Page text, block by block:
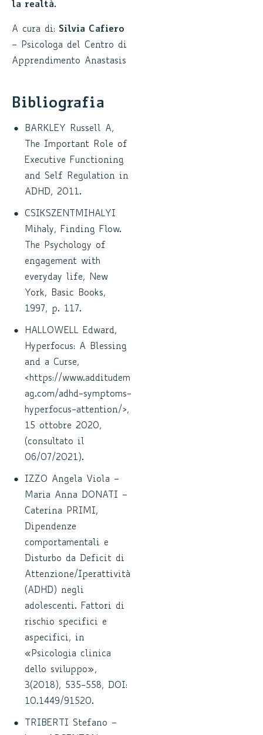
la realtà.
A cura di: Silvia Cafiero
– Psicologa del Centro di
Apprendimento Anastasis
Bibliografia
BARKLEY Russell A,
The Important Role of
Executive Functioning
and Self Regulation in
ADHD, 2011.
CSIKSZENTMIHALYI
Mihaly, Finding Flow.
The Psychology of
engagement with
everyday life, New
York, Basic Books,
1997, p. 117.
HALLOWELL Edward,
Hyperfocus: A Blessing
and a Curse,
<https://www.additudem
ag.com/adhd-symptoms-
hyperfocus-attention/>,
15 ottobre 2020,
(consultato il
06/07/2021).
IZZO Angela Viola –
Maria Anna DONATI –
Caterina PRIMI,
Dipendenze
comportamentali e
Disturbo da Deficit di
Attenzione/Iperattività
(ADHD) negli
adolescenti. Fattori di
rischio specifici e
aspecifici, in
«Psicologia clinica
dello sviluppo»,
3(2018), 535-558, DOI:
10.1449/91520.
TRIBERTI Stefano –